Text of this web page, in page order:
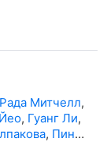
ранен
Пирсон.
приюта,
обнаружат
и Ли
горы Лю Пан
Рада Митчелл,
, Гуанг Ли,
, Пинг